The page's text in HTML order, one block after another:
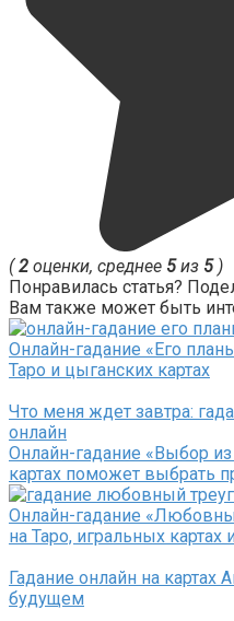
(2 оценки, среднее 5из 5)
Понравилась статья?
Вам также может быть
Онлайн-гадание «Его
Таро и цыганских картах
Что меня ждет завтра:
онлайн
Онлайн-гадание «Выбор
картах поможет выбрать
Онлайн-гадание
на Таро, игральных картах
Гадание онлайн на картах
будущем